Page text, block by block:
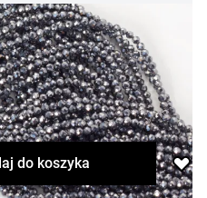
Dostępność:wysoka
do koszyka